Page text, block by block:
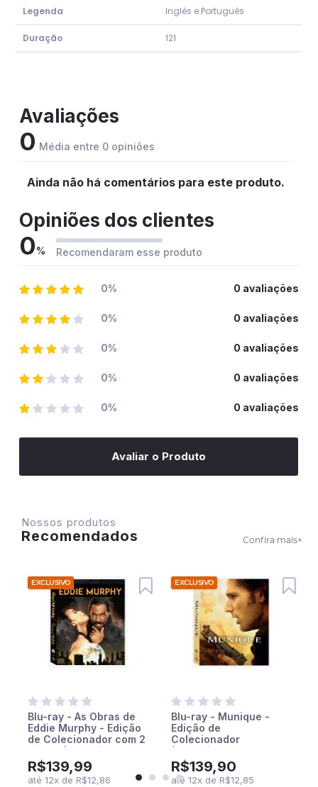
Legenda Inglês e Português
Duração 121
Avaliações
0 Média entre 0 opiniões
Ainda não há comentários para este produto.
Opiniões dos clientes
0% Recomendaram esse produto
0% 0 avaliações
0% 0 avaliações
0% 0 avaliações
0% 0 avaliações
0% 0 avaliações
Avaliar o Produto
Nossos produtos
Recomendados Confira mais+
EXCLUSIVO
Blu-ray - As Obras de
Eddie Murphy - Edição
de Colecionador com 2
Filmes (Exclusivo)
R$139,99
até 12xde R$12,86
EXCLUSIVO
Blu-ray - Munique -
Edição de
Colecionador
(Exclusivo) - Steven
Spielberg - Eric Bana -
Daniel Craig
R$139,90
até 12xde R$12,85